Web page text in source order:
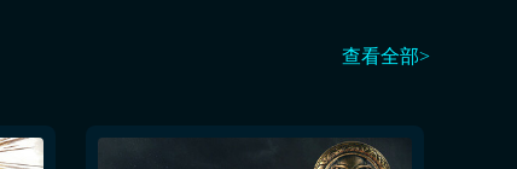
查看全部>